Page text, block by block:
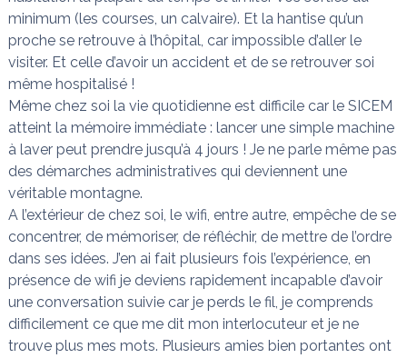
minimum (les courses, un calvaire). Et la hantise qu’un
proche se retrouve à l’hôpital, car impossible d’aller le
visiter. Et celle d’avoir un accident et de se retrouver soi
même hospitalisé !
Même chez soi la vie quotidienne est difficile car le SICEM
atteint la mémoire immédiate : lancer une simple machine
à laver peut prendre jusqu’à 4 jours ! Je ne parle même pas
des démarches administratives qui deviennent une
véritable montagne.
A l’extérieur de chez soi, le wifi, entre autre, empêche de se
concentrer, de mémoriser, de réfléchir, de mettre de l’ordre
dans ses idées. J’en ai fait plusieurs fois l’expérience, en
présence de wifi je deviens rapidement incapable d’avoir
une conversation suivie car je perds le fil, je comprends
difficilement ce que me dit mon interlocuteur et je ne
trouve plus mes mots. Plusieurs amies bien portantes ont